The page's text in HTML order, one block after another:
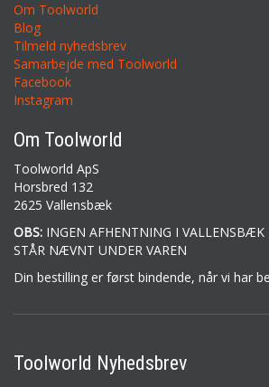
Om Toolworld
Blog
Tilmeld nyhedsbrev
Samarbejde med Toolworld
Facebook
Instagram
Om Toolworld
Toolworld ApS
Horsbred 132
2625 Vallensbæk
OBS: INGEN AFHENTNING I
STÅR NÆVNT UNDER VAREN
Din bestilling er først bindende, når vi har
Toolworld Nyhedsbrev